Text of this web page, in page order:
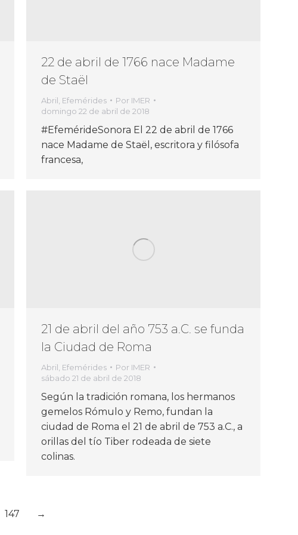
22 de abril de 1766 nace Madame
de Staël
Abril Efemérides Por IMER
domingo 22 de abril de 2018
#EfemérideSonora El 22 de abril de 1766
nace Madame de Staël, escritora y filósofa
francesa,
21 de abril del año 753 a.C. se funda
la Ciudad de Roma
Abril Efemérides Por IMER
sábado 21 de abril de 2018
Según la tradición romana, los hermanos
gemelos Rómulo y Remo, fundan la
ciudad de Roma el 21 de abril de 753 a.C., a
orillas del tío Tiber rodeada de siete
colinas.
147 →